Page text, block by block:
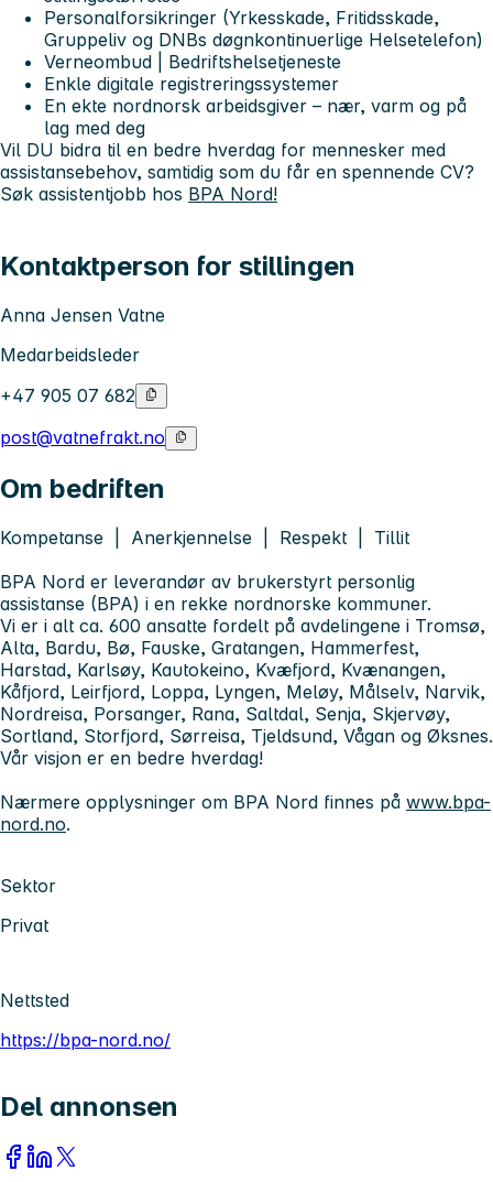
Personalforsikringer (Yrkesskade, Fritidsskade,
Gruppeliv og DNBs døgnkontinuerlige Helsetelefon)
Verneombud | Bedriftshelsetjeneste
Enkle digitale registreringssystemer
En ekte nordnorsk arbeidsgiver – nær, varm og på
lag med deg
Vil DU bidra til en bedre hverdag for mennesker med
assistansebehov, samtidig som du får en spennende CV?
Søk assistentjobb hos BPA Nord!
Kontaktperson for stillingen
Anna Jensen Vatne
Medarbeidsleder
+47 905 07 682
post@vatnefrakt.no
Om bedriften
Kompetanse | Anerkjennelse | Respekt | Tillit
BPA Nord er leverandør av brukerstyrt personlig
assistanse (BPA) i en rekke nordnorske kommuner.
Vi er i alt ca. 600 ansatte fordelt på avdelingene i Tromsø,
Alta, Bardu, Bø, Fauske, Gratangen, Hammerfest,
Harstad, Karlsøy, Kautokeino, Kvæfjord, Kvænangen,
Kåfjord, Leirfjord, Loppa, Lyngen, Meløy, Målselv, Narvik,
Nordreisa, Porsanger, Rana, Saltdal, Senja, Skjervøy,
Sortland, Storfjord, Sørreisa, Tjeldsund, Vågan og Øksnes.
Vår visjon er en bedre hverdag!
Nærmere opplysninger om BPA Nord finnes på www.bpa-
nord.no.
Sektor
Privat
Nettsted
https://bpa-nord.no/
Del annonsen